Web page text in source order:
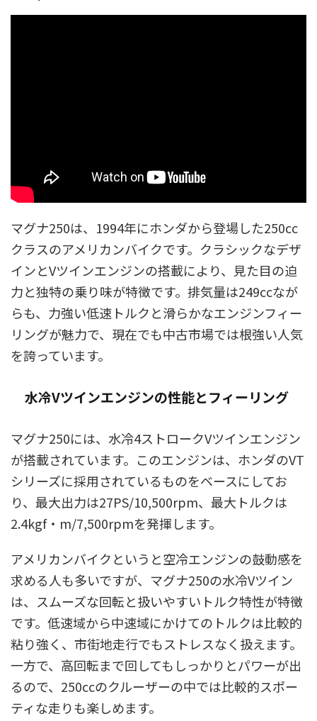
マグナ250は、1994年にホンダから登場した250cc
クラスのアメリカンバイクです。クラシックなデザ
インとVツインエンジンの搭載により、見た目の迫
力と独特の乗り味が特徴です。排気量は249ccなが
らも、力強い低速トルクと滑らかなエンジンフィー
リングが魅力で、現在でも中古市場では根強い人気
を誇っています。
水冷Vツインエンジンの性能とフィーリング
マグナ250には、水冷4ストロークVツインエンジン
が搭載されています。このエンジンは、ホンダのVT
シリーズに採用されているものをベースにしてお
り、最大出力は27PS/10,500rpm、最大トルクは
2.4kgf・m/7,500rpmを発揮します。
アメリカンバイクというと空冷エンジンの鼓動感を
求める人も多いですが、マグナ250の水冷Vツイン
は、スムーズな回転と扱いやすいトルク特性が特徴
です。低速域から中速域にかけてのトルクは比較的
粘り強く、市街地走行でもストレスなく扱えます。
一方で、高回転まで回してもしっかりとパワーが出
るので、250ccのクルーザーの中では比較的スポー
ティな走りも楽しめます。